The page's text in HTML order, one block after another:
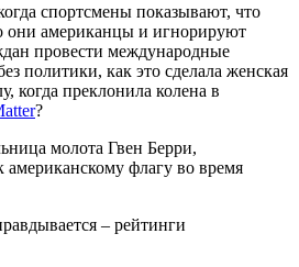
спортсмены показывают, что
они американцы и игнорируют
провести международные
политики, как это сделала женская
когда преклонила колена в
?
молота Гвен Берри,
флагу во время
– рейтинги